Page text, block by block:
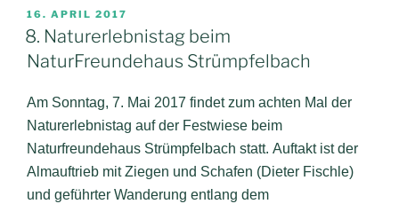
VERÖFFENTLICHT
AM
16. APRIL 2017
8. Naturerlebnistag beim
NaturFreundehaus Strümpfelbach
Am Sonntag, 7. Mai 2017 findet zum achten Mal der
Naturerlebnistag auf der Festwiese beim
Naturfreundehaus Strümpfelbach statt. Auftakt ist der
Almauftrieb mit Ziegen und Schafen (Dieter Fischle)
und geführter Wanderung entlang dem